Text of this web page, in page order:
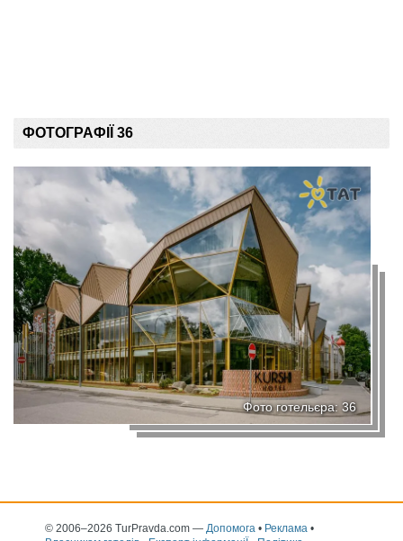
ФОТОГРАФІЇ 36
Фото готельєра: 36
© 2006–2026 TurPravda.com — Допомога • Реклама •